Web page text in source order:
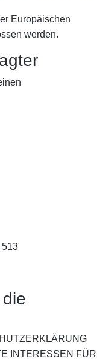
Europäischen
werden.
513
INTERESSEN FÜR